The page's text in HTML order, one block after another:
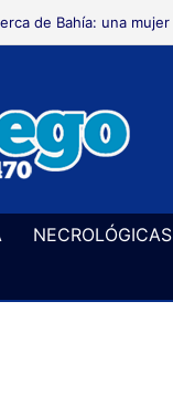
NECROLÓGICAS